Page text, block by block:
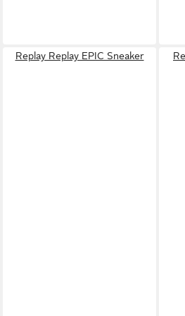
Replay Replay EPIC Sneaker